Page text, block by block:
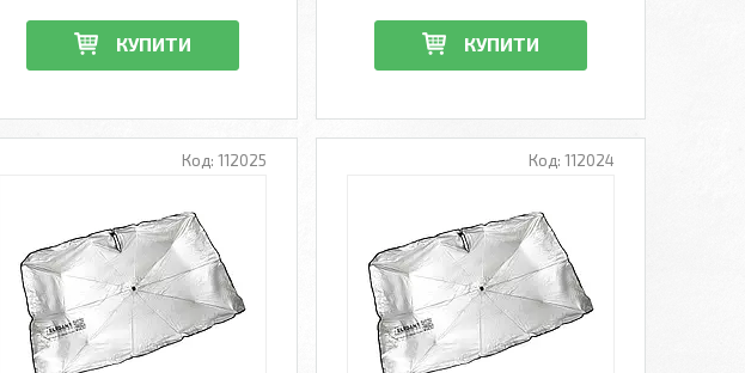
КУПИТИ КУПИТИ
112025 112024